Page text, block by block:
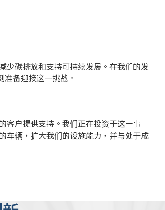
少碳排放和支持可持续发展。在我们的发
准备迎接这一挑战。
客户提供支持。我们正在投资于这一事
车辆，扩大我们的设施能力，并与处于成